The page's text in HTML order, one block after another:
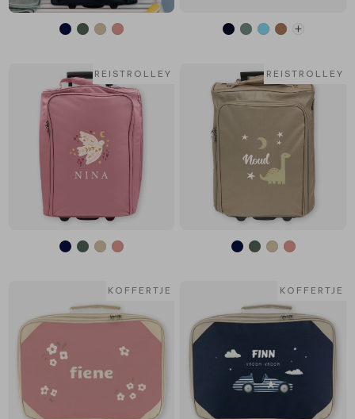
REISTROLLEY REISTROLLEY
KOFFERTJE KOFFERTJE